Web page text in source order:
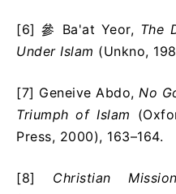
[6] 參 Ba'at Yeor, The
Under Islam (Unkno,
[7] Geneive Abdo, No
Triumph of Islam
Press, 2000), 163–164.
[8] Christian